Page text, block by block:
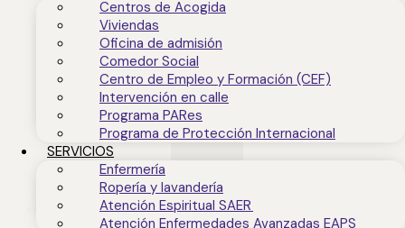
Centros de Acogida
Viviendas
Oficina de admisión
Comedor Social
Centro de Empleo y Formación (CEF)
Intervención en calle
Programa PARes
Programa de Protección Internacional
SERVICIOS
Enfermería
Ropería y lavandería
Atención Espiritual SAER
Atención Enfermedades Avanzadas EAPS
ER-0740/2010